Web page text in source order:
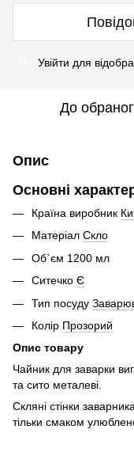
Увійти для
До
Опис
Основні
Країна виробник
Матеріал Скло
Об`єм 1200 мл
Ситечко Є
Тип посуду
Колір Прозорий
Опис товару
Чайник для заварки
та сито металеві.
Скляні стінки
тільки смаком